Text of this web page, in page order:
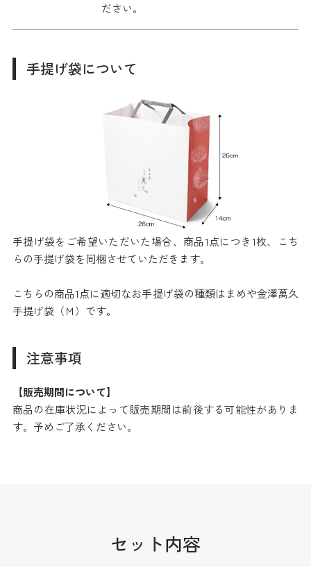
ださい。
手提げ袋について
手提げ袋をご希望いただいた場合、商品1点につき1枚、こち
らの手提げ袋を同梱させていただきます。
こちらの商品1点に適切なお手提げ袋の種類はまめや金澤萬久
手提げ袋（Ｍ）です。
注意事項
【販売期間について】
商品の在庫状況によって販売期間は前後する可能性がありま
す。予めご了承ください。
セット内容